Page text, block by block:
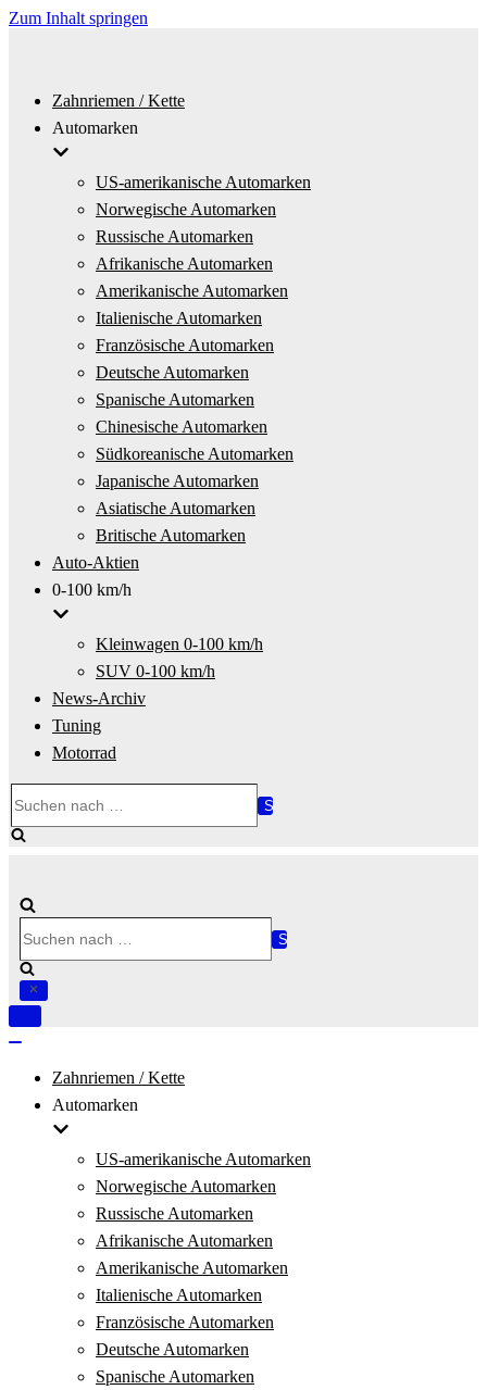
Zum Inhalt springen
Zahnriemen / Kette
Automarken
US-amerikanische Automarken
Norwegische Automarken
Russische Automarken
Afrikanische Automarken
Amerikanische Automarken
Italienische Automarken
Französische Automarken
Deutsche Automarken
Spanische Automarken
Chinesische Automarken
Südkoreanische Automarken
Japanische Automarken
Asiatische Automarken
Britische Automarken
Auto-Aktien
0-100 km/h
Kleinwagen 0-100 km/h
SUV 0-100 km/h
News-Archiv
Tuning
Motorrad
nach …
nach …
Navigation
Zahnriemen / Kette
Automarken
US-amerikanische Automarken
Norwegische Automarken
Russische Automarken
Afrikanische Automarken
Amerikanische Automarken
Italienische Automarken
Französische Automarken
Deutsche Automarken
Spanische Automarken